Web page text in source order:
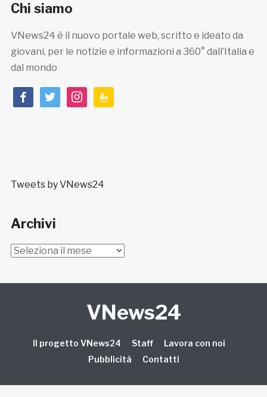
Chi siamo
VNews24 è il nuovo portale web, scritto e ideato da
giovani, per le notizie e informazioni a 360° dall’Italia e
dal mondo
facebooktwitterinstagramfeedburner
Tweets by VNews24
Archivi
Archivi
VNews24
Il progetto VNews24 Staff
Lavora con noi
Pubblicità
Contatti